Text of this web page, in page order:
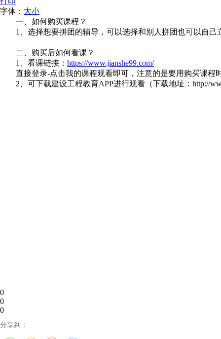
字体： 大小
一、如何购买课程？
1、选择想要拼团的辅导，可以选择和别人拼团也可以自
二、购买后如何看课？
1、看课链接： https://www.jianshe99.com/
直接登录-点击我的课程观看即可，注意的是要用购买课程
2、可下载建设工程教育APP进行观看（下载地址：http://
0
0
0
分享到：